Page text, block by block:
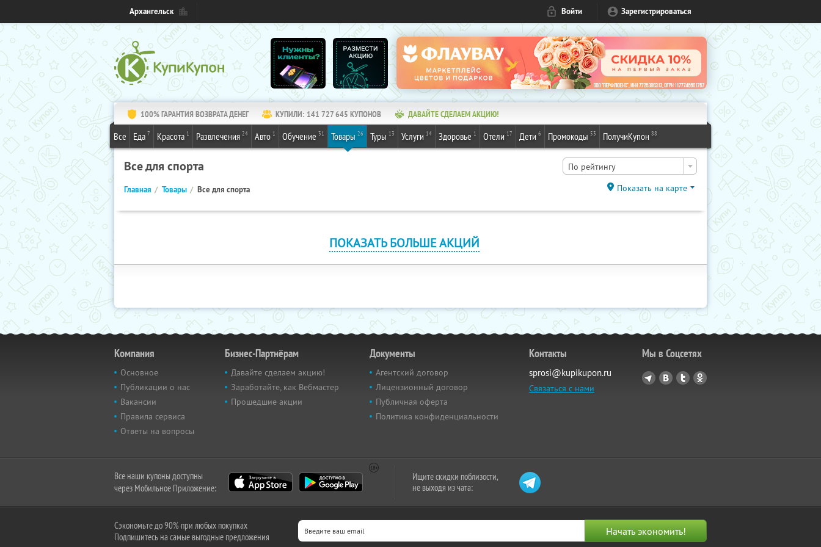
Архангельск Войти Зарегистрироваться
100% ГАРАНТИЯ ВОЗВРАТА ДЕНЕГ КУПИЛИ: 141 727 645 КУПОНОВ ДАВАЙТЕ СДЕЛАЕМ АКЦИЮ!
Все Еда 7 Красота 1 Развлечения 24 Авто 1 Обучение 31 Товары 26 Туры 13 Услуги 14 Здоровье 1 Отели 17 Дети 6 Промокоды 53 ПолучиКупон 88
Все для спорта По рейтингу
Главная Товары Все для спорта Показать на карте
ПОКАЗАТЬ БОЛЬШЕ АКЦИЙ
Компания
Основное
Публикации о нас
Вакансии
Правила сервиса
Ответы на вопросы
Бизнес-Партнёрам
Давайте сделаем акцию!
Заработайте, как Вебмастер
Прошедшие акции
Документы
Агентский договор
Лицензионный договор
Публичная оферта
Политика конфиденциальности
Контакты
sprosi@kupikupon.ru
Связаться с нами
Мы в Соцсетях
Все наши купоны доступны
через Мобильное Приложение:
Ищите скидки поблизости,
не выходя из чата:
Сэкономьте до 90% при любых покупках
Подпишитесь на самые выгодные предложения